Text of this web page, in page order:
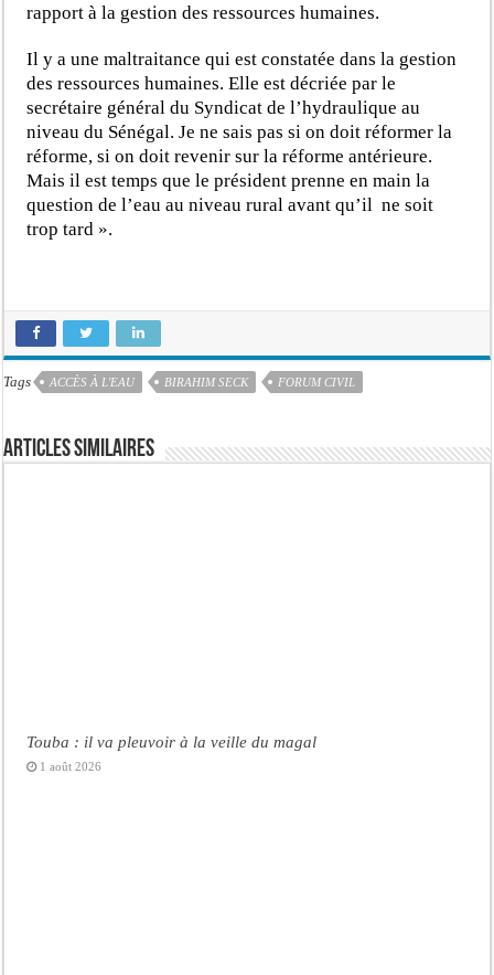
rapport à la gestion des ressources humaines.
Il y a une maltraitance qui est constatée dans la gestion
des ressources humaines. Elle est décriée par le
secrétaire général du Syndicat de l’hydraulique au
niveau du Sénégal. Je ne sais pas si on doit réformer la
réforme, si on doit revenir sur la réforme antérieure.
Mais il est temps que le président prenne en main la
question de l’eau au niveau rural avant qu’il ne soit
trop tard ».
Tags ACCÈS À L'EAU BIRAHIM SECK FORUM CIVIL
Articles similaires
Touba : il va pleuvoir à la veille du magal
1 août 2026